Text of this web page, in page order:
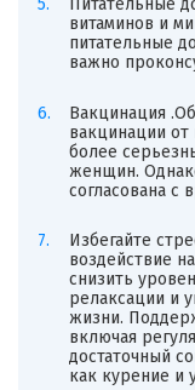
Питательные
витаминов и
питательные
важно
Вакцинация
вакцинации от
более
женщин.
согласована с
Избегайте
воздействие
снизить
релаксации и
жизни.
включая
достаточный
как курение и